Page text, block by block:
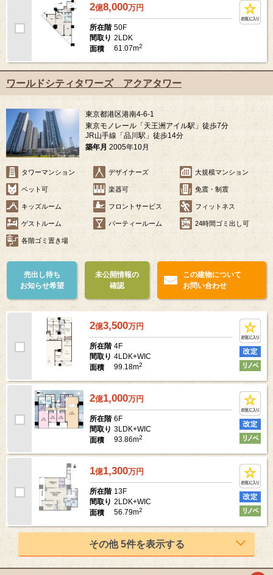
2億8,000万円
所在階 50F
間取り 2LDK
面積
61.07m2
ワールドシティタワーズ アクアタワー
東京都港区港南4-6-1
東京モノレール「天王洲アイル駅」徒歩7分
JR山手線「品川駅」徒歩14分
築年月 2005年10月
タワーマンション デザイナーズ 大規模マンション
ペット可 楽器可 免震・制震
キッズルーム フロントサービス フィットネス
ゲストルーム パーティールーム 24時間ゴミ出し可
各階ゴミ置き場
売出し待ち
お知らせ希望
未公開情報の
確認
この建物について
お問い合わせ
2億3,500万円
所在階 4F
間取り 4LDK+WIC
面積
99.18m2
2億1,000万円
所在階 6F
間取り 3LDK+WIC
面積
93.86m2
1億1,300万円
所在階 13F
間取り 2LDK+WIC
面積
56.79m2
その他 5件を表示する